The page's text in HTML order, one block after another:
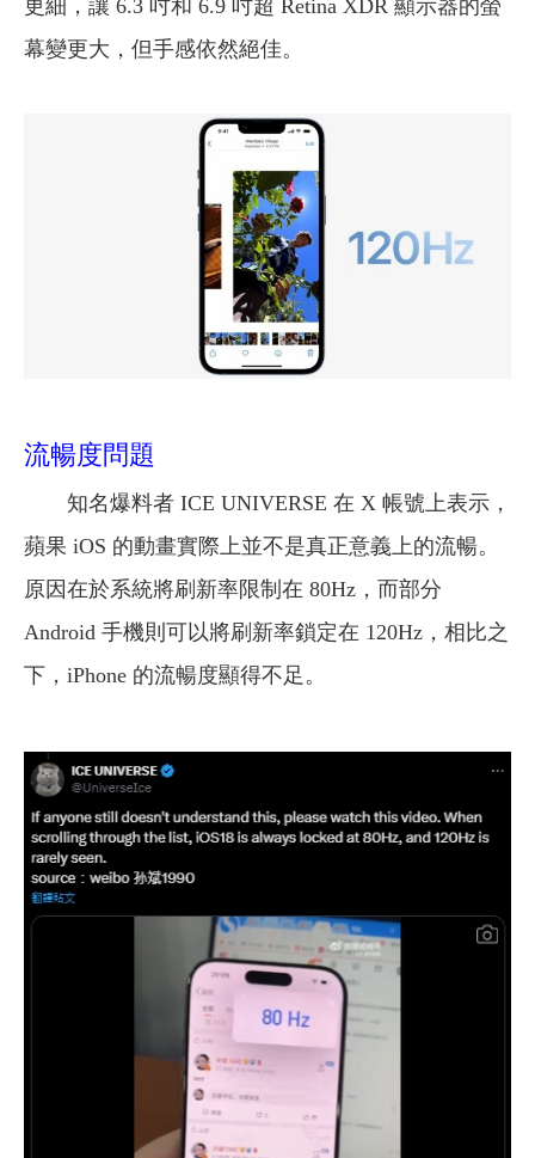
更細，讓 6.3 吋和 6.9 吋超 Retina XDR 顯示器的螢
幕變更大，但手感依然絕佳。
流暢度問題
知名爆料者 ICE UNIVERSE 在 X 帳號上表示，
蘋果 iOS 的動畫實際上並不是真正意義上的流暢。
原因在於系統將刷新率限制在 80Hz，而部分
Android 手機則可以將刷新率鎖定在 120Hz，相比之
下，iPhone 的流暢度顯得不足。